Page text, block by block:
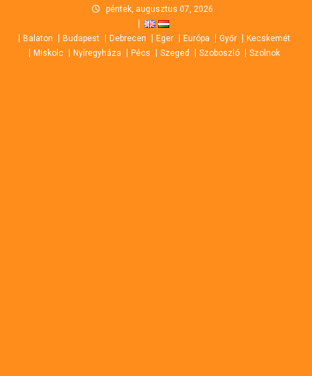
content
péntek, augusztus 07, 2026
Balaton Budapest Debrecen Eger Európa Győr
Kecskemét
Miskolc
Nyíregyháza Pécs Szeged Szoboszló Szolnok